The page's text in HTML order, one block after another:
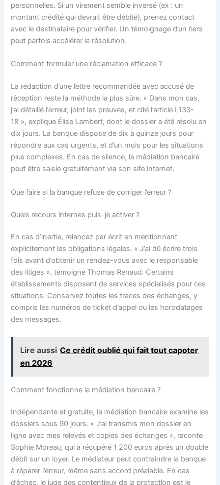
personnelles. Si un virement semble inversé (ex : un
montant crédité qui devrait être débité), prenez contact
avec le destinataire pour vérifier. Un témoignage d’un tiers
peut parfois accélérer la résolution.
Comment formuler une réclamation efficace ?
La rédaction d’une lettre recommandée avec accusé de
réception reste la méthode la plus sûre. « Dans mon cas,
j’ai détaillé l’erreur, joint les preuves, et cité l’article L133-
18 », explique Élise Lambert, dont le dossier a été résolu en
dix jours. La banque dispose de dix à quinze jours pour
répondre aux cas urgents, et d’un mois pour les situations
plus complexes. En cas de silence, la médiation bancaire
peut être saisie gratuitement via son site internet.
Que faire si la banque refuse de corriger l’erreur ?
Quels recours internes puis-je activer ?
En cas d’inertie, relancez par écrit en mentionnant
explicitement les obligations légales. « J’ai dû écrire trois
fois avant d’obtenir un rendez-vous avec le responsable
des litiges », témoigne Thomas Renaud. Certains
établissements disposent de services spécialisés pour ces
situations. Conservez toutes les traces des échanges, y
compris les numéros de ticket d’appel ou les horodatages
des messages.
Lire aussi Ce crédit oublié qui fait tout capoter
en 2026
Comment fonctionne la médiation bancaire ?
Indépendante et gratuite, la médiation bancaire examine les
dossiers sous 90 jours. « J’ai transmis mon dossier en
ligne avec mes relevés et copies des échanges », raconte
Sophie Moreau, qui a récupéré 1 200 euros après un double
débit sur un loyer. Le médiateur peut contraindre la banque
à réparer l’erreur, même sans accord préalable. En cas
d’échec, le juge des contentieux de la protection est le